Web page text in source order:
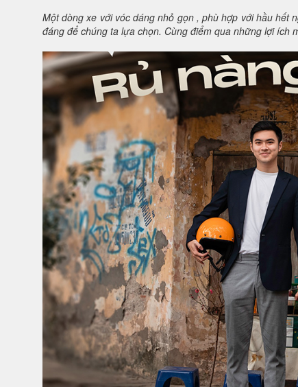
Một dòng xe với vóc dáng nhỏ gọn , phù hợp với hầu hết
đáng để chúng ta lựa chọn. Cùng điểm qua những lợi ích